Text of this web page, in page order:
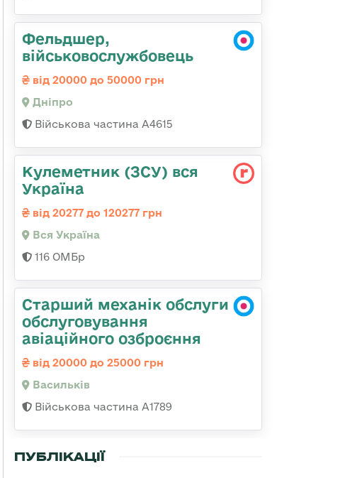
Фельдшер,
військовослужбовець
від 20000 до 50000 грн
Дніпро
Військова частина А4615
Кулеметник (ЗСУ) вся
Україна
від 20277 до 120277 грн
Вся Україна
116 ОМБр
Старший механік обслуги
обслуговування
авіаційного озброєння
від 20000 до 25000 грн
Васильків
Військова частина А1789
ПУБЛІКАЦІЇ